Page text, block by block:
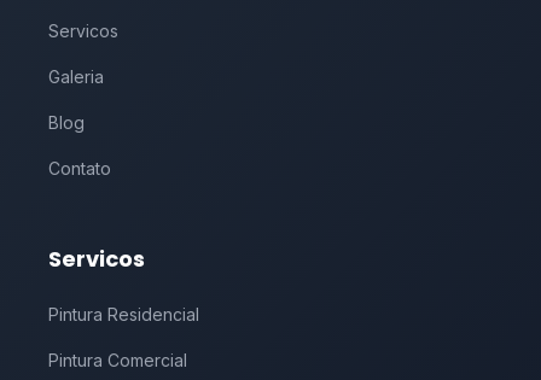
Servicos
Galeria
Blog
Contato
Servicos
Pintura Residencial
Pintura Comercial